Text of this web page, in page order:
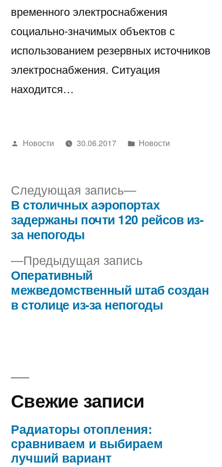
временного электроснабжения
социально-значимых объектов с
использованием резервных источников
электроснабжения. Ситуация
находится…
Написано
Новости 30.06.2017
Написано
Новости
Навигация
по
записям
Предыдущая запись
Оперативный
межведомственный штаб создан
в столице из-за непогоды
Следующая запись
Следующая
запись:
В столичных аэропортах
задержаны почти 120 рейсов из-
за непогоды
Свежие записи
Радиаторы отопления:
сравниваем и выбираем
лучший вариант